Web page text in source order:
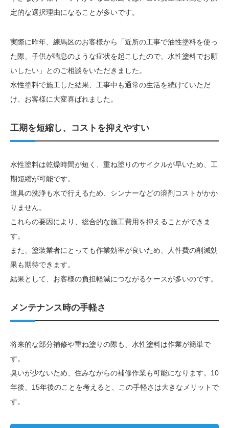
定的な選択理由になることが多いです。
実際に昨年、練馬区のお客様から「近所の工事で油性塗料を使っ
た際、子供が喘息のような症状を起こしたので、水性塗料でお願
いしたい」とのご相談をいただきました。
水性塗料で施工した結果、工事中も通常の生活を続けていただ
け、お客様に大変喜ばれました。
工期を短縮し、コストを抑えやすい
水性塗料は乾燥時間が短く、重ね塗りのサイクルが早いため、工
期短縮が可能です。
道具の洗浄も水で行えるため、シンナーなどの溶剤コストがかか
りません。
これらの要因により、総合的な施工費用を抑えることができま
す。
また、塗装業者にとっても作業効率が良いため、人件費の削減効
果も期待できます。
結果として、お客様の負担軽減につながるケースが多いのです。
メンテナンス時の手軽さ
将来的な部分補修や重ね塗りの際も、水性塗料は作業が簡単で
す。
臭いが少ないため、住みながらの補修作業も可能になります。10
年後、15年後のことを考えると、この手軽さは大きなメリットで
す。